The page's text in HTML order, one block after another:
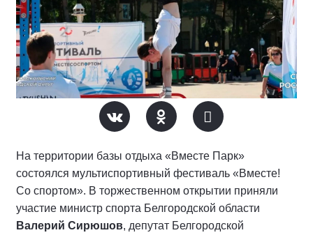
На территории базы отдыха «Вместе Парк»
состоялся мультиспортивный фестиваль «Вместе!
Со спортом». В торжественном открытии приняли
участие министр спорта Белгородской области
Валерий Сирюшов, депутат Белгородской